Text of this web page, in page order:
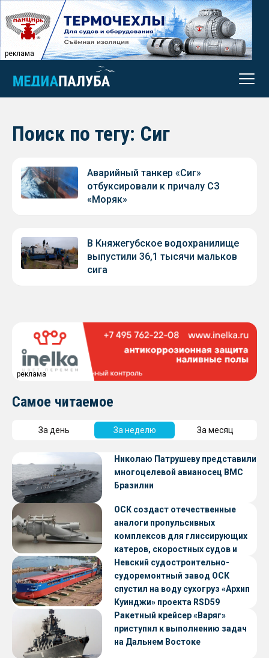
реклама
Поиск по тегу: Сиг
Аварийный танкер «Сиг»
отбуксировали к причалу СЗ
«Моряк»
В Княжегубское водохранилище
выпустили 36,1 тысячи мальков
сига
реклама
Самое читаемое
За день За неделю За месяц
Николаю Патрушеву представили
многоцелевой авианосец ВМС
Бразилии
ОСК создаст отечественные
аналоги пропульсивных
комплексов для глиссирующих
катеров, скоростных судов и
судов с малой осадкой
Невский судостроительно-
судоремонтный завод ОСК
спустил на воду сухогруз «Архип
Куинджи» проекта RSD59
Ракетный крейсер «Варяг»
приступил к выполнению задач
на Дальнем Востоке